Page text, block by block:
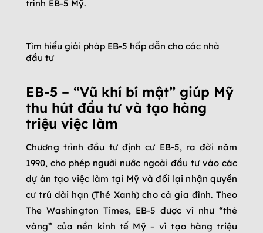
trình EB-5 Mỹ.
Tìm hiểu giải pháp EB-5 hấp dẫn cho các nhà
đầu tư
EB-5 – “Vũ khí bí mật” giúp Mỹ
thu hút đầu tư và tạo hàng
triệu việc làm
Chương trình đầu tư định cư EB-5, ra đời năm
1990, cho phép người nước ngoài đầu tư vào các
dự án tạo việc làm tại Mỹ và đổi lại nhận quyền
cư trú dài hạn (Thẻ Xanh) cho cả gia đình. Theo
The Washington Times, EB-5 được ví như “thẻ
vàng” của nền kinh tế Mỹ – vì tạo hàng triệu